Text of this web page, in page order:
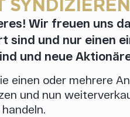
Wir freuen uns
und nur einen
und neue
einen oder mehrere
und nun